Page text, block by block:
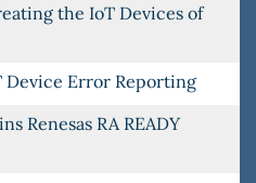
the IoT Devices of
Device Error Reporting
Renesas RA READY